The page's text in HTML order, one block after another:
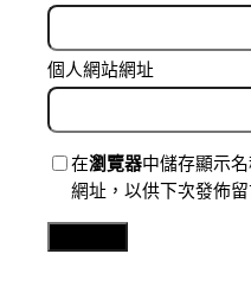
個人網站網址
在瀏覽器中儲存顯示
網址，以供下次發佈留